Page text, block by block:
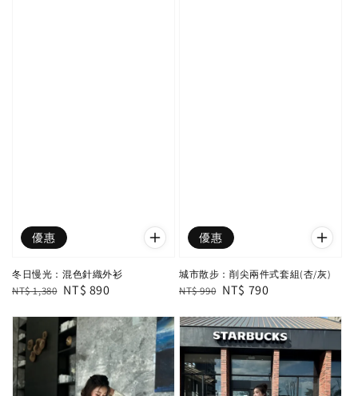
優惠
冬日慢光：混色針織外衫
Regular
NT$ 1,380 Sale
NT$ 890
優惠
城市散步：削尖兩件式套組(杏/灰)
Regular
NT$ 990 Sale
NT$ 790